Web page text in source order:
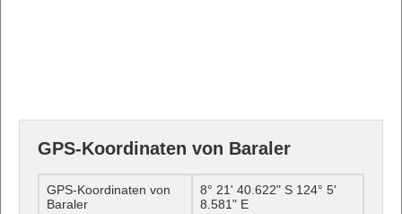
GPS-Koordinaten von Baraler
GPS-Koordinaten von
Baraler
8° 21' 40.622" S 124° 5'
8.581" E